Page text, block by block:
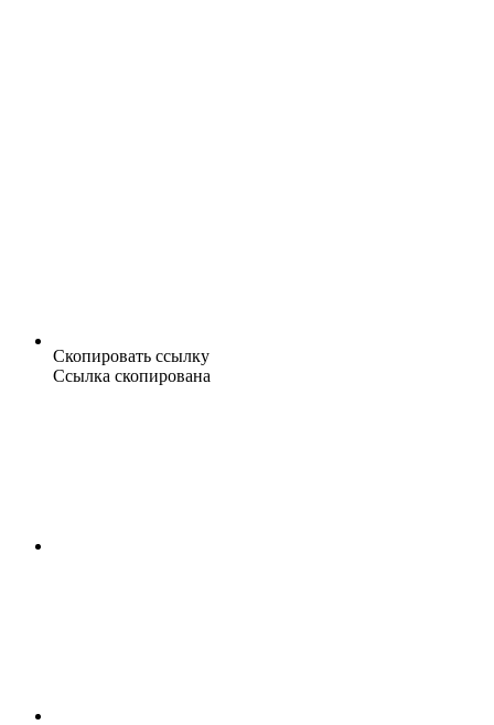
Скопировать ссылку
Ссылка скопирована